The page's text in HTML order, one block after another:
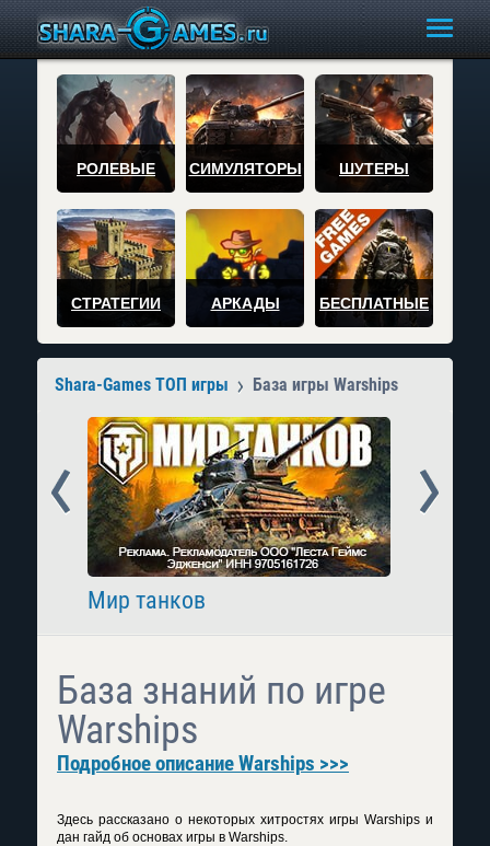
РОЛЕВЫЕ СИМУЛЯТОРЫ ШУТЕРЫ
СТРАТЕГИИ АРКАДЫ БЕСПЛАТНЫЕ
Shara-Games ТОП игры База игры Warships
Мир танков
Prev
База знаний по игре
Warships
Подробное описание Warships >>>
Здесь рассказано о некоторых хитростях игры Warships и
дан гайд об основах игры в Warships.